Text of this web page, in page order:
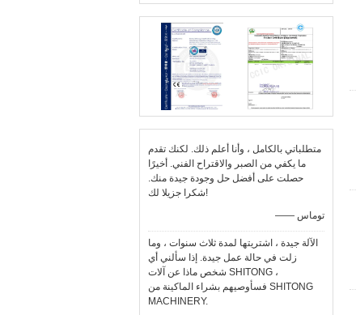
متطلباتي بالكامل ، وأنا أعلم ذلك. لكنك تقدم
ما يكفي من الصبر والاقتراح الفني. أخيرًا
حصلت على أفضل حل وجودة جيدة منك.
شكرا جزيلا لك!
—— توماس
الآلة جيدة ، اشتريتها لمدة ثلاث سنوات ، وما
زلت في حالة عمل جيدة. إذا سألني أي
شخص ماذا عن آلات SHITONG ،
فسأوصيهم بشراء الماكينة من SHITONG
MACHINERY.